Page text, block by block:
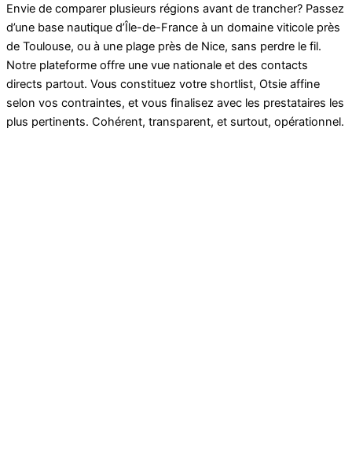
Envie de comparer plusieurs régions avant de trancher? Passez
d’une base nautique d’Île-de-France à un domaine viticole près
de Toulouse, ou à une plage près de Nice, sans perdre le fil.
Notre plateforme offre une vue nationale et des contacts
directs partout. Vous constituez votre shortlist, Otsie affine
selon vos contraintes, et vous finalisez avec les prestataires les
plus pertinents. Cohérent, transparent, et surtout, opérationnel.